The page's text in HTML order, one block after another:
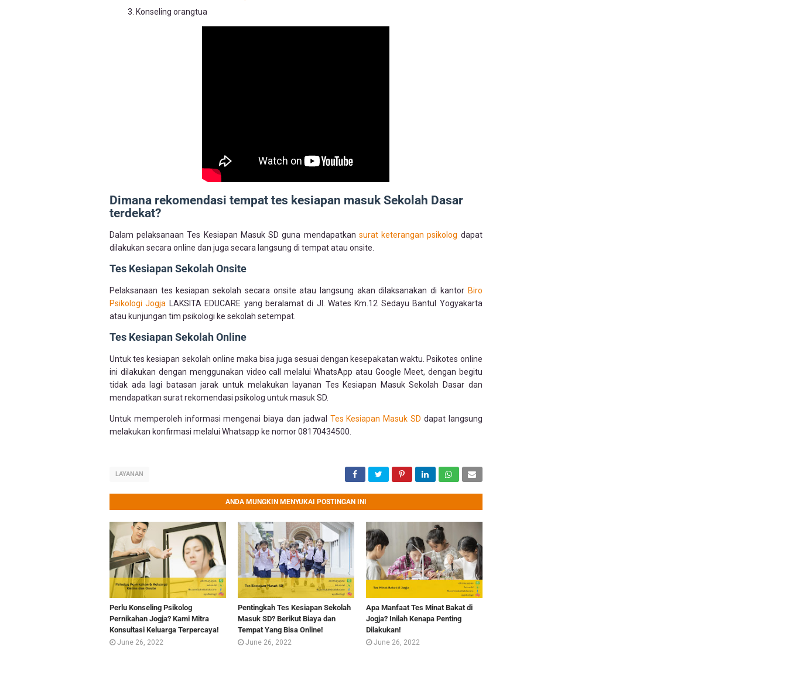
Konseling orangtua
Dimana rekomendasi tempat tes kesiapan masuk Sekolah Dasar
terdekat?
Dalam pelaksanaan Tes Kesiapan Masuk SD guna mendapatkan surat keterangan psikolog dapat
dilakukan secara online dan juga secara langsung di tempat atau onsite.
Tes Kesiapan Sekolah Onsite
Pelaksanaan tes kesiapan sekolah secara onsite atau langsung akan dilaksanakan di kantor Biro
Psikologi Jogja LAKSITA EDUCARE yang beralamat di Jl. Wates Km.12 Sedayu Bantul Yogyakarta
atau kunjungan tim psikologi ke sekolah setempat.
Tes Kesiapan Sekolah Online
Untuk tes kesiapan sekolah online maka bisa juga sesuai dengan kesepakatan waktu. Psikotes online
ini dilakukan dengan menggunakan video call melalui WhatsApp atau Google Meet, dengan begitu
tidak ada lagi batasan jarak untuk melakukan layanan Tes Kesiapan Masuk Sekolah Dasar dan
mendapatkan surat rekomendasi psikolog untuk masuk SD.
Untuk memperoleh informasi mengenai biaya dan jadwal Tes Kesiapan Masuk SD dapat langsung
melakukan konfirmasi melalui Whatsapp ke nomor 08170434500.
LAYANAN
ANDA MUNGKIN MENYUKAI POSTINGAN INI
Perlu Konseling Psikolog
Pernikahan Jogja? Kami Mitra
Konsultasi Keluarga Terpercaya!
June 26, 2022
Pentingkah Tes Kesiapan Sekolah
Masuk SD? Berikut Biaya dan
Tempat Yang Bisa Online!
June 26, 2022
Apa Manfaat Tes Minat Bakat di
Jogja? Inilah Kenapa Penting
Dilakukan!
June 26, 2022